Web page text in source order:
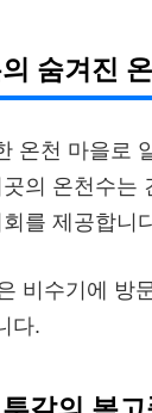
숨겨진
온천 마을로
의 온천수는
를 제공합니
비수기에 방
다.